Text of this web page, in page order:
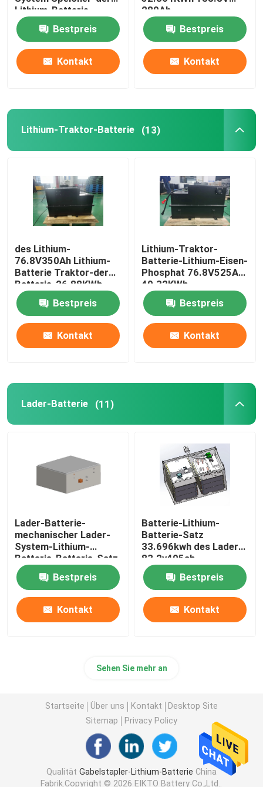
Lithium-Batterie-Zelle
Lithium-Batterie-Modul
Lithium-Batterie-
51.2V280Ah
14.336KWhBestpreis
Kontakt
280Ah
Bestpreis
Kontakt
Lithium-Traktor-Batterie (13)
des Lithium-
76.8V350Ah Lithium-
Batterie Traktor-der
Batterie-26.88KWh
IP67
Bestpreis
Kontakt
Lithium-Traktor-
Batterie-Lithium-Eisen-
Phosphat 76.8V525Ah
40.32KWh
Bestpreis
Kontakt
Lader-Batterie (11)
Lader-Batterie-
mechanischer Lader-
System-Lithium-
Batterie-Batterie-Satz
614.4V 255Ah
Bestpreis
Kontakt
Batterie-Lithium-
Batterie-Satz
33.696kwh des Lader-
83.2v405ah
Bestpreis
Kontakt
Sehen Sie mehr an
Startseite Über uns Kontakt
Desktop Site
Sitemap
Privacy Policy
Qualität Gabelstapler-Lithium-Batterie China
Fabrik.Copyright © 2026 EIKTO Battery Co.,Ltd..